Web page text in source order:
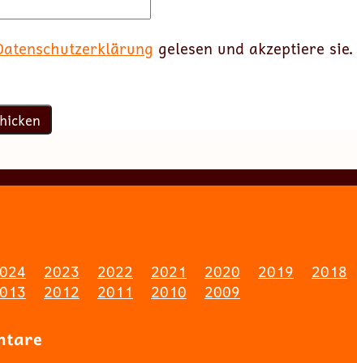
gelesen und akzeptiere sie.
2023 2022 2021 2020 2019 2018
2012 2011 2010 2009